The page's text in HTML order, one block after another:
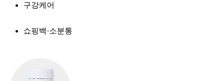
구강케어
쇼핑백·소분통